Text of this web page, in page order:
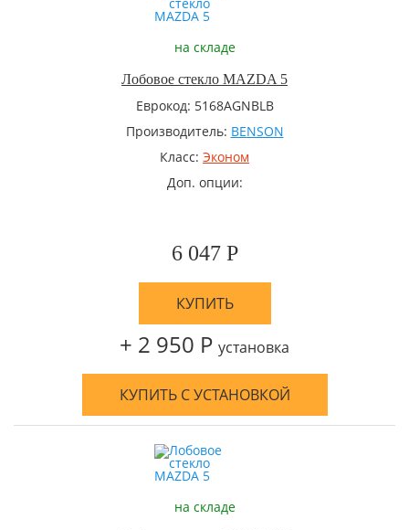
на складе
Лобовое стекло MAZDA 5
Еврокод: 5168AGNBLB
Производитель: BENSON
Класс: Эконом
Доп. опции:
6 047 Р
КУПИТЬ
+ 2 950 Р установка
КУПИТЬ С УСТАНОВКОЙ
на складе